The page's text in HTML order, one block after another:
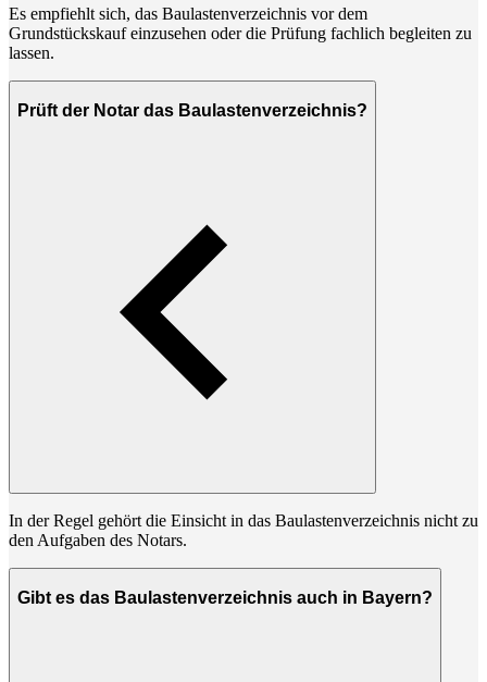
Es empfiehlt sich, das Baulastenverzeichnis vor dem
Grundstückskauf einzusehen oder die Prüfung fachlich begleiten zu
lassen.
Prüft der Notar das Baulastenverzeichnis?
In der Regel gehört die Einsicht in das Baulastenverzeichnis nicht zu
den Aufgaben des Notars.
Gibt es das Baulastenverzeichnis auch in Bayern?